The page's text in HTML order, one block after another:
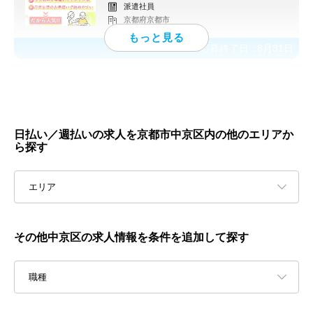
派遣社員
京都府京都市
応募終了日：
日払い／週払いの求人を京都市中京区内の他のエリアか
ら探す
エリア
その他中京区の求人情報を条件を追加して探す
職種